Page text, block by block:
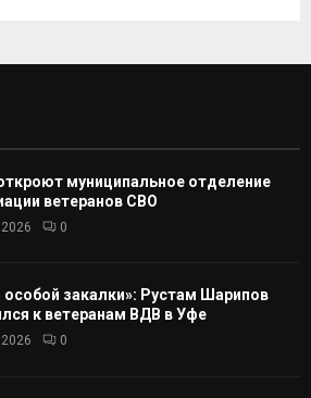
С
А
муниципальное отделение
ветеранов СВО
0
закалки»: Рустам Шарипов
к ветеранам ВДВ в Уфе
0